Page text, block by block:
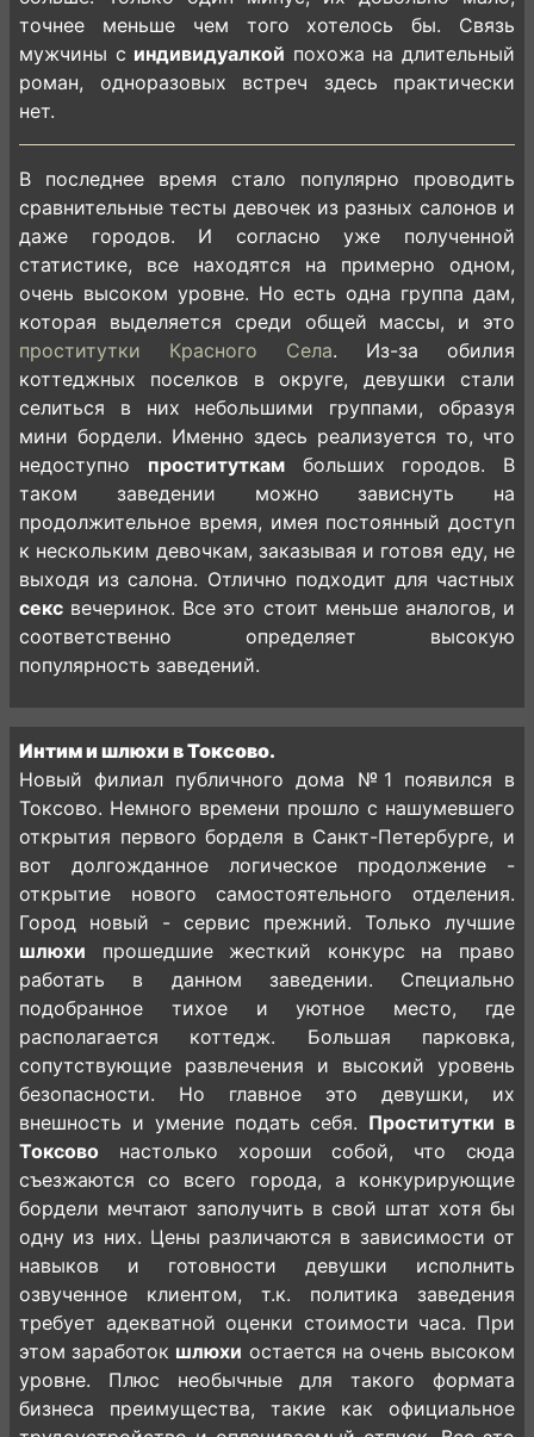
точнее меньше чем того хотелось бы. Связь
мужчины с индивидуалкой похожа на длительный
роман, одноразовых встреч здесь практически
нет.
В последнее время стало популярно проводить
сравнительные тесты девочек из разных салонов и
даже городов. И согласно уже полученной
статистике, все находятся на примерно одном,
очень высоком уровне. Но есть одна группа дам,
которая выделяется среди общей массы, и это
проститутки Красного Села. Из-за обилия
коттеджных поселков в округе, девушки стали
селиться в них небольшими группами, образуя
мини бордели. Именно здесь реализуется то, что
недоступно проституткамбольших городов. В
таком заведении можно зависнуть на
продолжительное время, имея постоянный доступ
к нескольким девочкам, заказывая и готовя еду, не
выходя из салона. Отлично подходит для частных
секс вечеринок. Все это стоит меньше аналогов, и
соответственно определяет высокую
популярность заведений.
Интим и шлюхи в Токсово.
Новый филиал публичного дома №1 появился в
Токсово. Немного времени прошло с нашумевшего
открытия первого борделя в Санкт-Петербурге, и
вот долгожданное логическое продолжение -
открытие нового самостоятельного отделения.
Город новый - сервис прежний. Только лучшие
шлюхи прошедшие жесткий конкурс на право
работать в данном заведении. Специально
подобранное тихое и уютное место, где
располагается коттедж. Большая парковка,
сопутствующие развлечения и высокий уровень
безопасности. Но главное это девушки, их
внешность и умение подать себя. Проститутки в
Токсово настолько хороши собой, что сюда
съезжаются со всего города, а конкурирующие
бордели мечтают заполучить в свой штат хотя бы
одну из них. Цены различаются в зависимости от
навыков и готовности девушки исполнить
озвученное клиентом, т.к. политика заведения
требует адекватной оценки стоимости часа. При
этом заработок шлюхи остается на очень высоком
уровне. Плюс необычные для такого формата
бизнеса преимущества, такие как официальное